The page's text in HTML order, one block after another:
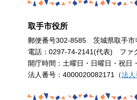
取手市役所
郵便番号302-8585 茨城県取手市
電話：0297-74-2141(代表) ファ
開庁時間：土曜日・日曜日・祝日
法人番号：4000020082171（法人